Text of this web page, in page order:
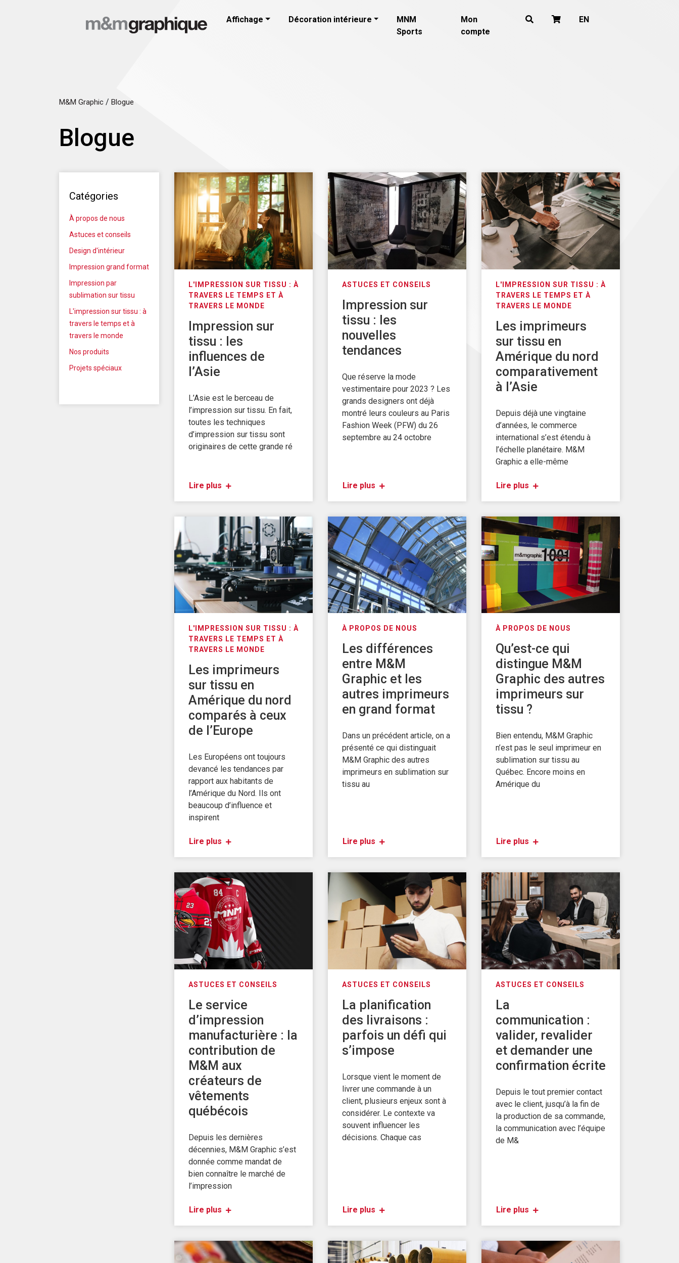
Affichage Décoration intérieure
MNM
Sports
Mon
compte
EN
M&M Graphic / Blogue
Blogue
Catégories
À propos de nous
Astuces et conseils
Design d'intérieur
Impression grand format
Impression par
sublimation sur tissu
L'impression sur tissu : à
travers le temps et à
travers le monde
Nos produits
Projets spéciaux
L'IMPRESSION SUR TISSU : À
TRAVERS LE TEMPS ET À
TRAVERS LE MONDE
Impression sur
tissu : les
influences de
l’Asie
L’Asie est le berceau de
l’impression sur tissu. En fait,
toutes les techniques
d’impression sur tissu sont
originaires de cette grande ré
Lire plus
ASTUCES ET CONSEILS
Impression sur
tissu : les
nouvelles
tendances
Que réserve la mode
vestimentaire pour 2023 ? Les
grands designers ont déjà
montré leurs couleurs au Paris
Fashion Week (PFW) du 26
septembre au 24 octobre
Lire plus
L'IMPRESSION SUR TISSU : À
TRAVERS LE TEMPS ET À
TRAVERS LE MONDE
Les imprimeurs
sur tissu en
Amérique du nord
comparativement
à l’Asie
Depuis déjà une vingtaine
d’années, le commerce
international s’est étendu à
l’échelle planétaire. M&M
Graphic a elle-même
Lire plus
L'IMPRESSION SUR TISSU : À
TRAVERS LE TEMPS ET À
TRAVERS LE MONDE
Les imprimeurs
sur tissu en
Amérique du nord
comparés à ceux
de l’Europe
Les Européens ont toujours
devancé les tendances par
rapport aux habitants de
l’Amérique du Nord. Ils ont
beaucoup d’influence et
inspirent
Lire plus
À PROPOS DE NOUS
Les différences
entre M&M
Graphic et les
autres imprimeurs
en grand format
Dans un précédent article, on a
présenté ce qui distinguait
M&M Graphic des autres
imprimeurs en sublimation sur
tissu au
Lire plus
À PROPOS DE NOUS
Qu’est-ce qui
distingue M&M
Graphic des autres
imprimeurs sur
tissu ?
Bien entendu, M&M Graphic
n’est pas le seul imprimeur en
sublimation sur tissu au
Québec. Encore moins en
Amérique du
Lire plus
ASTUCES ET CONSEILS
Le service
d’impression
manufacturière : la
contribution de
M&M aux
créateurs de
vêtements
québécois
Depuis les dernières
décennies, M&M Graphic s’est
donnée comme mandat de
bien connaître le marché de
l’impression
Lire plus
ASTUCES ET CONSEILS
La planification
des livraisons :
parfois un défi qui
s’impose
Lorsque vient le moment de
livrer une commande à un
client, plusieurs enjeux sont à
considérer. Le contexte va
souvent influencer les
décisions. Chaque cas
Lire plus
ASTUCES ET CONSEILS
La
communication :
valider, revalider
et demander une
confirmation écrite
Depuis le tout premier contact
avec le client, jusqu’à la fin de
la production de sa commande,
la communication avec l’équipe
de M&
Lire plus